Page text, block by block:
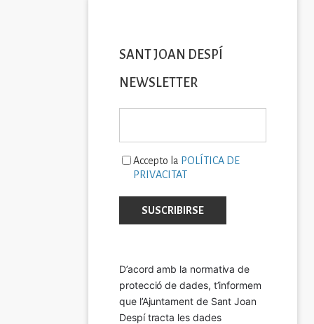
SANT JOAN DESPÍ
NEWSLETTER
Accepto la POLÍTICA DE
PRIVACITAT
D’acord amb la normativa de
protecció de dades, t’informem
que l’Ajuntament de Sant Joan
Despí tracta les dades